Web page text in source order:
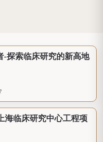
-探索临床研究的新高地
海临床研究中心工程项